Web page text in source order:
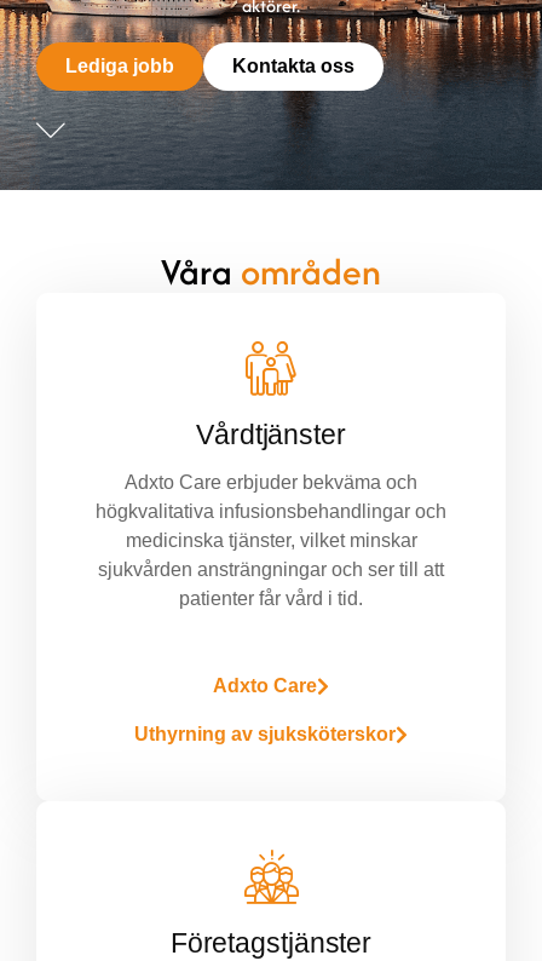
aktörer.
Lediga jobb Kontakta oss
Våra områden
Vårdtjänster
Adxto Care erbjuder bekväma och
högkvalitativa infusionsbehandlingar och
medicinska tjänster, vilket minskar
sjukvården ansträngningar och ser till att
patienter får vård i tid.
Adxto Care
Uthyrning av sjuksköterskor
Företagstjänster